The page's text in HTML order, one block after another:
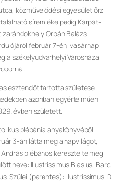
közművelődési egyesület őrzi
síremléke pedig Kárpát-
Orbán Balázs
február 7-én, vasárnap
a székelyudvarhelyi Városháza
esztendőt tartotta születése
azonban egyértelműen
évben született.
plébánia anya­könyvéből
3-án látta meg a napvilá­got,
András plé­bános keresztelte meg
neve: Illustrissimus Blasius, Baro,
Szülei (parentes): Illustrissimus D.